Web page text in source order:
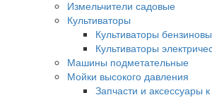
Измельчители садовые
Культиваторы
Культиваторы
Культиваторы
Машины подметательные
Мойки высокого давления
Запчасти и аксессуары